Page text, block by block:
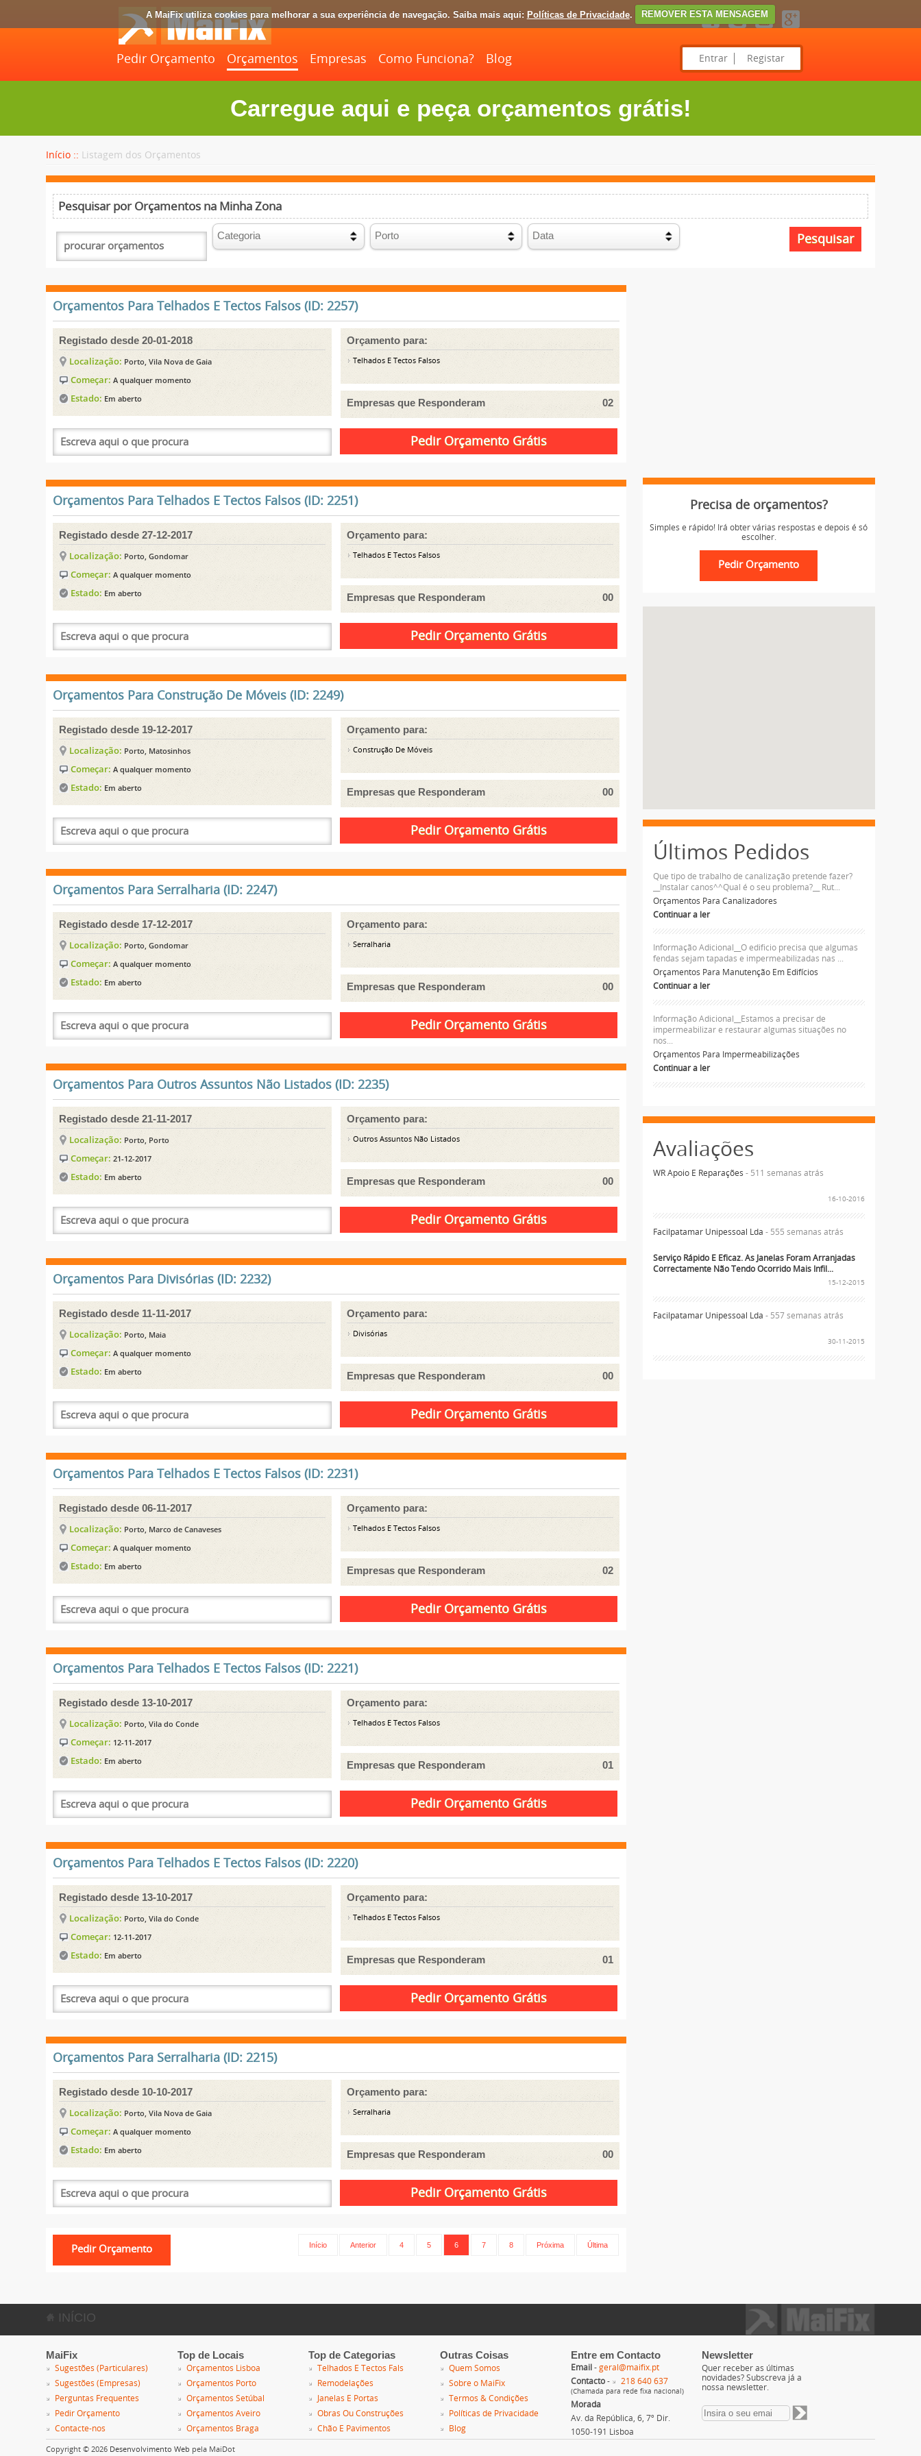
A MaiFix utiliza cookies para melhorar a sua experiência de navegação. Saiba mais aqui: Políticas de Privacidade. REMOVER ESTA MENSAGEM
Pedir Orçamento Orçamentos Empresas Como Funciona? Blog Entrar Registar
Carregue aqui e peça orçamentos grátis!
Início :: Listagem dos Orçamentos
Pesquisar por Orçamentos na Minha Zona
Orçamentos Para Telhados E Tectos Falsos (ID: 2257)
Registado desde 20-01-2018
Localização: Porto, Vila Nova de Gaia
Começar:A qualquer momento
Estado: Em aberto
Orçamento para:
Telhados E Tectos Falsos
Empresas que Responderam 02
Orçamentos Para Telhados E Tectos Falsos (ID: 2251)
Registado desde 27-12-2017
Localização: Porto, Gondomar
Começar:A qualquer momento
Estado: Em aberto
Orçamento para:
Telhados E Tectos Falsos
Empresas que Responderam 00
Orçamentos Para Construção De Móveis (ID: 2249)
Registado desde 19-12-2017
Localização: Porto, Matosinhos
Começar:A qualquer momento
Estado: Em aberto
Orçamento para:
Construção De Móveis
Empresas que Responderam 00
Orçamentos Para Serralharia (ID: 2247)
Registado desde 17-12-2017
Localização: Porto, Gondomar
Começar:A qualquer momento
Estado: Em aberto
Orçamento para:
Serralharia
Empresas que Responderam 00
Orçamentos Para Outros Assuntos Não Listados (ID: 2235)
Registado desde 21-11-2017
Localização: Porto, Porto
Começar:21-12-2017
Estado: Em aberto
Orçamento para:
Outros Assuntos Não Listados
Empresas que Responderam 00
Orçamentos Para Divisórias (ID: 2232)
Registado desde 11-11-2017
Localização: Porto, Maia
Começar:A qualquer momento
Estado: Em aberto
Orçamento para:
Divisórias
Empresas que Responderam 00
Orçamentos Para Telhados E Tectos Falsos (ID: 2231)
Registado desde 06-11-2017
Localização: Porto, Marco de Canaveses
Começar:A qualquer momento
Estado: Em aberto
Orçamento para:
Telhados E Tectos Falsos
Empresas que Responderam 02
Orçamentos Para Telhados E Tectos Falsos (ID: 2221)
Registado desde 13-10-2017
Localização: Porto, Vila do Conde
Começar: 12-11-2017
Estado: Em aberto
Orçamento para:
Telhados E Tectos Falsos
Empresas que Responderam 01
Orçamentos Para Telhados E Tectos Falsos (ID: 2220)
Registado desde 13-10-2017
Localização: Porto, Vila do Conde
Começar: 12-11-2017
Estado: Em aberto
Orçamento para:
Telhados E Tectos Falsos
Empresas que Responderam 01
Orçamentos Para Serralharia (ID: 2215)
Registado desde 10-10-2017
Localização: Porto, Vila Nova de Gaia
Começar:A qualquer momento
Estado: Em aberto
Orçamento para:
Serralharia
Empresas que Responderam 00
Início Anterior 4 5 6 7 8 Próxima Última
Precisa de orçamentos?
Simples e rápido! Irá obter várias respostas e depois é só
escolher.
Últimos Pedidos
Que tipo de trabalho de canalização pretende fazer?
__Instalar canos^^Qual é o seu problema?__ Rut...
Orçamentos Para Canalizadores
Continuar a ler
Informação Adicional__O edificio precisa que algumas
fendas sejam tapadas e impermeabilizadas nas ...
Orçamentos Para Manutenção Em Edifícios
Continuar a ler
Informação Adicional__Estamos a precisar de
impermeabilizar e restaurar algumas situações no
nos...
Orçamentos Para Impermeabilizações
Continuar a ler
Avaliações
WR Apoio E Reparações - 511 semanas atrás
16-10-2016
Facilpatamar Unipessoal Lda - 555 semanas atrás
Serviço Rápido E Eficaz. As Janelas Foram Arranjadas
Correctamente Não Tendo Ocorrido Mais Infil...
15-12-2015
Facilpatamar Unipessoal Lda - 557 semanas atrás
30-11-2015
INÍCIO
MaiFix
Sugestões (Particulares)
Sugestões (Empresas)
Perguntas Frequentes
Pedir Orçamento
Contacte-nos
Top de Locais
Orçamentos Lisboa
Orçamentos Porto
Orçamentos Setúbal
Orçamentos Aveiro
Orçamentos Braga
Top de Categorias
Telhados E Tectos Fals
Remodelações
Janelas E Portas
Obras Ou Construções
Chão E Pavimentos
Outras Coisas
Quem Somos
Sobre o MaiFix
Termos & Condições
Políticas de Privacidade
Blog
Entre em Contacto
Email- geral@maifix.pt
Contacto- 218 640 637
(Chamada para rede fixa nacional)
Morada
Av. da República, 6, 7º Dir.
1050-191 Lisboa
Newsletter
Quer receber as últimas
novidades? Subscreva já a
nossa newsletter.
Copyright © 2026 Desenvolvimento Web pela MaiDot